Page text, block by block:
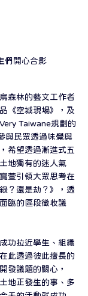
們開心合影
森林的藝文工作者
《空城現場》，及
Taiwane規劃的
與民眾透過味覺與
希望透過漸進式五
地獨有的迷人氣
萱引領大眾思考在
？還是劫？》，透
臨的區段徵收議
功拉近學生、組織
此透過彼此擅長的
發議題的關心，
地正發生的事、多